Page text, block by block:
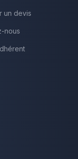
un devis
nous